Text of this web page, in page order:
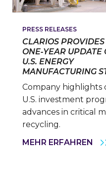
PRESS RELEASES
CLARIOS PROVIDES
ONE‑YEAR UPDATE
U.S. ENERGY
MANUFACTURING
Company highlights
U.S. investment
advances in critical
recycling.
MEHR ERFAHREN